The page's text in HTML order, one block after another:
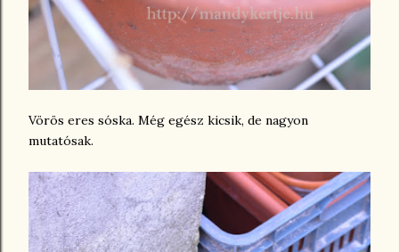
Vörös eres sóska. Még egész kicsik, de nagyon
mutatósak.